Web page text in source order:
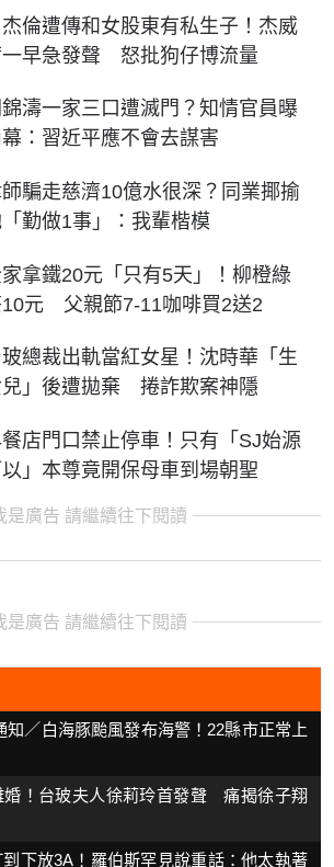
倫遭傳和女股東有私生子！杰威
一早急發聲 怒批狗仔博流量
濤一家三口遭滅門？知情官員曝
幕：習近平應不會去謀害
騙走慈濟10億水很深？同業揶揄
勤做1事」：我輩楷模
拿鐵20元「只有5天」！柳橙綠
10元 父親節7-11咖啡買2送2
玻總裁出軌當紅女星！沈時華「生
兒」後遭拋棄 捲詐欺案神隱
店門口禁止停車！只有「SJ始源
」本尊竟開保母車到場朝聖
是廣告 請繼續往下閱讀
是廣告 請繼續往下閱讀
知／白海豚颱風發布海警！22縣市正常上
婚！台玻夫人徐莉玲首發聲 痛揭徐子翔
下放3A！羅伯斯罕見說重話：他太執著